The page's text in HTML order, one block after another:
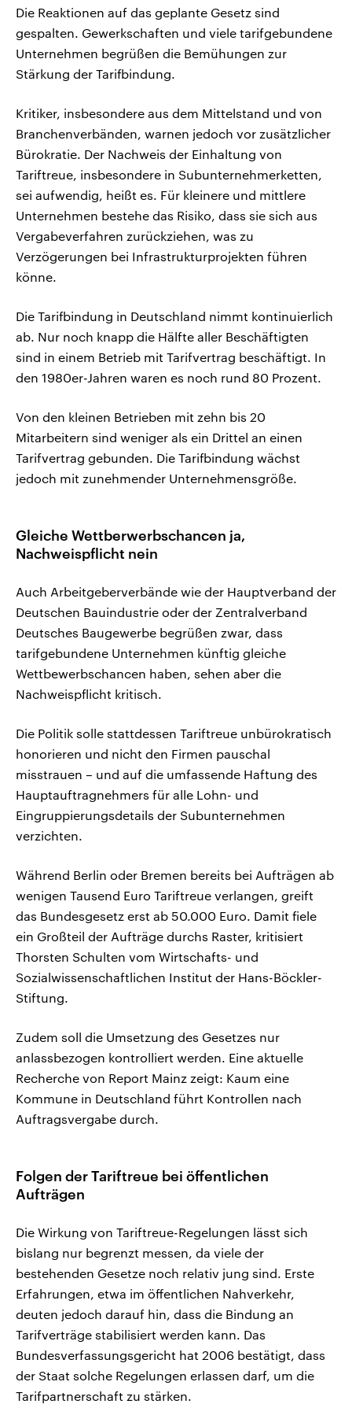
Die Reaktionen auf das geplante Gesetz sind
gespalten. Gewerkschaften und viele tarifgebundene
Unternehmen begrüßen die Bemühungen zur
Stärkung der Tarifbindung.
Kritiker, insbesondere aus dem Mittelstand und von
Branchenverbänden, warnen jedoch vor zusätzlicher
Bürokratie. Der Nachweis der Einhaltung von
Tariftreue, insbesondere in Subunternehmerketten,
sei aufwendig, heißt es. Für kleinere und mittlere
Unternehmen bestehe das Risiko, dass sie sich aus
Vergabeverfahren zurückziehen, was zu
Verzögerungen bei Infrastrukturprojekten führen
könne.
Die Tarifbindung in Deutschland nimmt kontinuierlich
ab. Nur noch knapp die Hälfte aller Beschäftigten
sind in einem Betrieb mit Tarifvertrag beschäftigt. In
den 1980er-Jahren waren es noch rund 80 Prozent.
Von den kleinen Betrieben mit zehn bis 20
Mitarbeitern sind weniger als ein Drittel an einen
Tarifvertrag gebunden. Die Tarifbindung wächst
jedoch mit zunehmender Unternehmensgröße.
Gleiche Wettberwerbschancen ja,
Nachweispflicht nein
Auch Arbeitgeberverbände wie der Hauptverband der
Deutschen Bauindustrie oder der Zentralverband
Deutsches Baugewerbe begrüßen zwar, dass
tarifgebundene Unternehmen künftig gleiche
Wettbewerbschancen haben, sehen aber die
Nachweispflicht kritisch.
Die Politik solle stattdessen Tariftreue unbürokratisch
honorieren und nicht den Firmen pauschal
misstrauen – und auf die umfassende Haftung des
Hauptauftragnehmers für alle Lohn- und
Eingruppierungsdetails der Subunternehmen
verzichten.
Während Berlin oder Bremen bereits bei Aufträgen ab
wenigen Tausend Euro Tariftreue verlangen, greift
das Bundesgesetz erst ab 50.000 Euro. Damit fiele
ein Großteil der Aufträge durchs Raster, kritisiert
Thorsten Schulten vom Wirtschafts- und
Sozialwissenschaftlichen Institut der Hans-Böckler-
Stiftung.
Zudem soll die Umsetzung des Gesetzes nur
anlassbezogen kontrolliert werden. Eine aktuelle
Recherche von Report Mainz zeigt: Kaum eine
Kommune in Deutschland führt Kontrollen nach
Auftragsvergabe durch.
Folgen der Tariftreue bei öffentlichen
Aufträgen
Die Wirkung von Tariftreue-Regelungen lässt sich
bislang nur begrenzt messen, da viele der
bestehenden Gesetze noch relativ jung sind. Erste
Erfahrungen, etwa im öffentlichen Nahverkehr,
deuten jedoch darauf hin, dass die Bindung an
Tarifverträge stabilisiert werden kann. Das
Bundesverfassungsgericht hat 2006 bestätigt, dass
der Staat solche Regelungen erlassen darf, um die
Tarifpartnerschaft zu stärken.